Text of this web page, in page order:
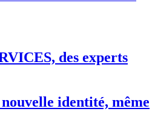
des experts
identité, même